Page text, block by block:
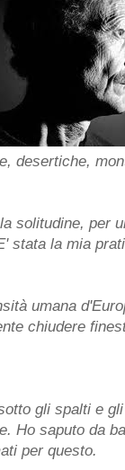
desertiche,
solitudine, per
stata la mia
umana
chiudere
gli spalti e
Ho saputo da
per questo.